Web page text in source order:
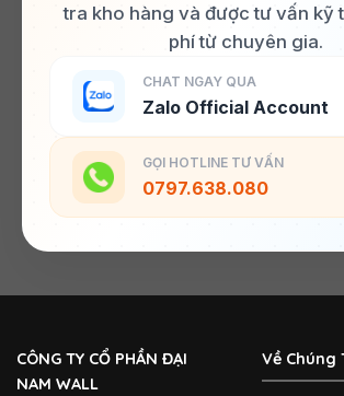
tra kho hàng và được tư vấn kỹ
phí từ chuyên gia.
CHAT NGAY QUA
Zalo Official Account
GỌI HOTLINE TƯ VẤN
0797.638.080
CÔNG TY CỔ PHẦN ĐẠI
NAM WALL
Về Chúng